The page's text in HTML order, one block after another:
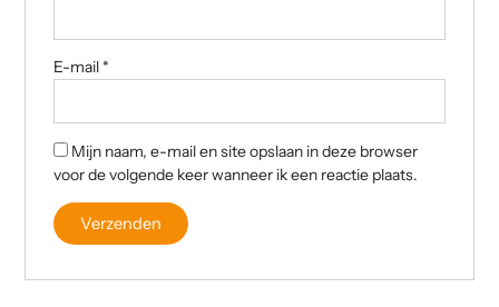
E-mail *
Mijn naam, e-mail en site opslaan in deze browser
voor de volgende keer wanneer ik een reactie plaats.